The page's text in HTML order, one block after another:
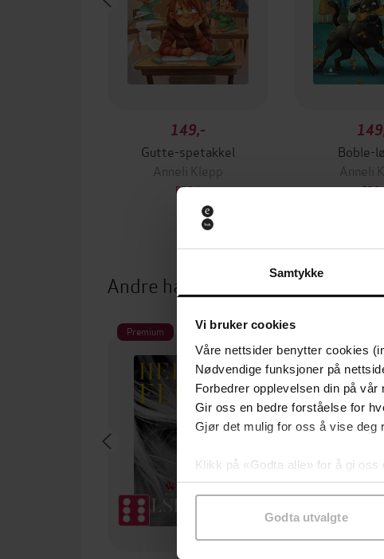
Samtykke
Vi bruker cookies
Våre nettsider benytter cookies
Nødvendige funksjoner på
Forbedrer opplevelsen din på vår
Gir oss en bedre forståelse for
Gjør det mulig for oss å vise deg
Klikk på «Godta alle» for å gi
samtykke til spesifikke formål
Godta utvalgte
149,-
Gutte-spetakkel
Anneli Klepp
EBOK
Boble-
Anneli
Andre har også kjøpt
Premium